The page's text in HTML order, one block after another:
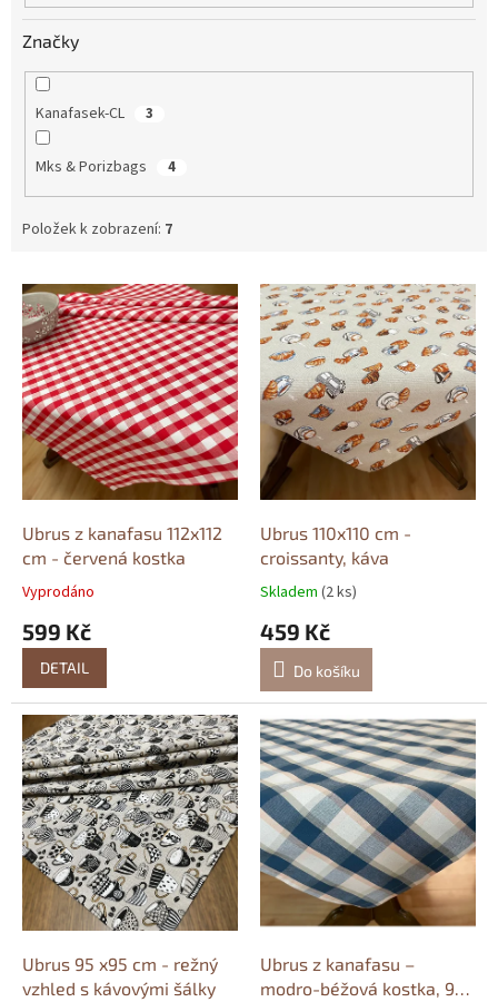
Značky
Kanafasek-CL 3
Mks & Porizbags 4
Položek k zobrazení: 7
V
p
p
Ubrus z kanafasu 112x112
cm - červená kostka
Vyprodáno
599 Kč
DETAIL
Ubrus 110x110 cm -
croissanty, káva
Skladem (2 ks)
459 Kč
Do košíku
Ubrus 95 x95 cm - režný
vzhled s kávovými šálky
Ubrus z kanafasu –
modro-béžová kostka, 99